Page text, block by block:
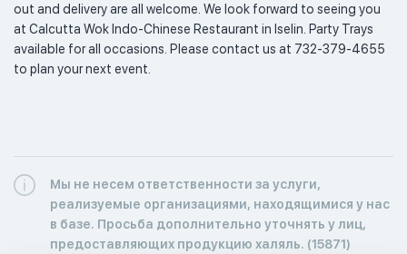
out and delivery are all welcome. We look forward to seeing you
at Calcutta Wok Indo-Chinese Restaurant in Iselin. Party Trays
available for all occasions. Please contact us at 732-379-4655
to plan your next event.
Мы не несем ответственности за услуги,
реализуемые организациями, находящимися у нас
в базе. Просьба дополнительно уточнять у лиц,
предоставляющих продукцию халяль. (15871)